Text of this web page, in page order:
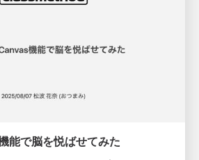
能で脳を悦ばせてみた